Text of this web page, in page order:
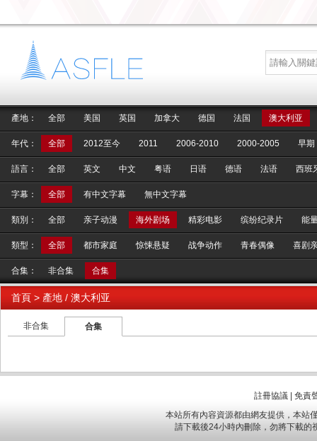
產地： 全部 美国 英国 加拿大 德国 法国 澳大利亚
年代： 全部 2012至今 2011 2006-2010 2000-2005 早期
語言： 全部 英文 中文 粤语 日语 德语 法语 西班
字幕： 全部 有中文字幕 無中文字幕
類別： 全部 亲子动漫 海外剧场 精彩电影 缤纷纪录片 能
類型： 全部 都市家庭 惊悚悬疑 战争动作 青春偶像 喜剧
合集： 非合集 合集
首頁 > 產地 / 澳大利亚
非合集 合集
註冊協議
免責
本站所有內容資源都由網友提供，本站
請下載後24小時內刪除，勿將下載的